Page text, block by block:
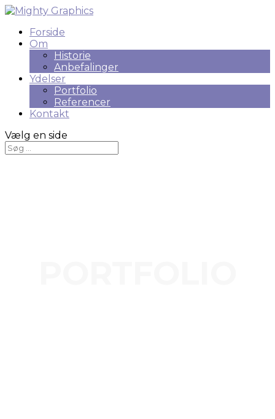
Forside
Om
Historie
Anbefalinger
Ydelser
Portfolio
Referencer
Kontakt
Vælg en side